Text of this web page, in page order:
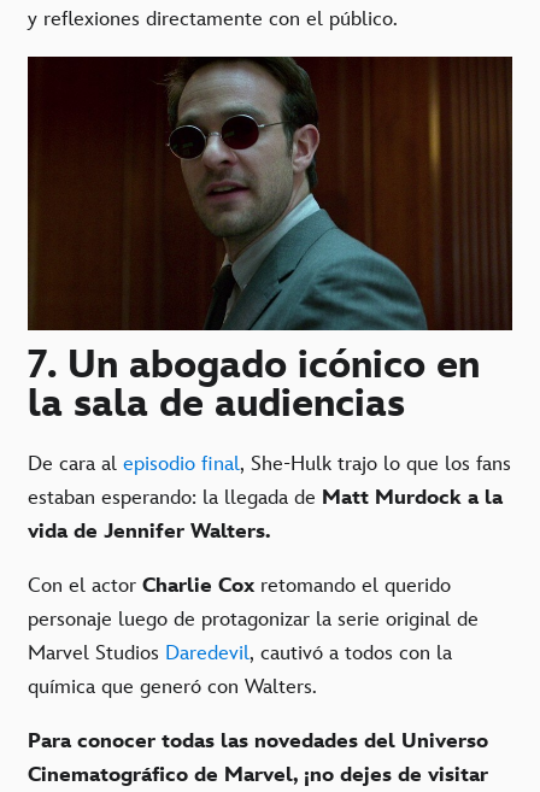
y reflexiones directamente con el público.
7. Un abogado icónico en
la sala de audiencias
De cara al episodio final, She-Hulk trajo lo que los fans
estaban esperando: la llegada de Matt Murdock a la
vida de Jennifer Walters.
Con el actor Charlie Cox retomando el querido
personaje luego de protagonizar la serie original de
Marvel Studios Daredevil, cautivó a todos con la
química que generó con Walters.
Para conocer todas las novedades del Universo
Cinematográfico de Marvel, ¡no dejes de visitar